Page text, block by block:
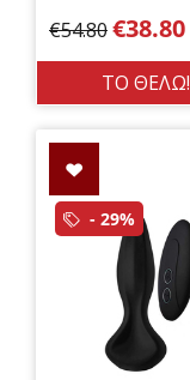
€54.80€38.80
ΤΟ ΘΕΛΩ!
- 29%